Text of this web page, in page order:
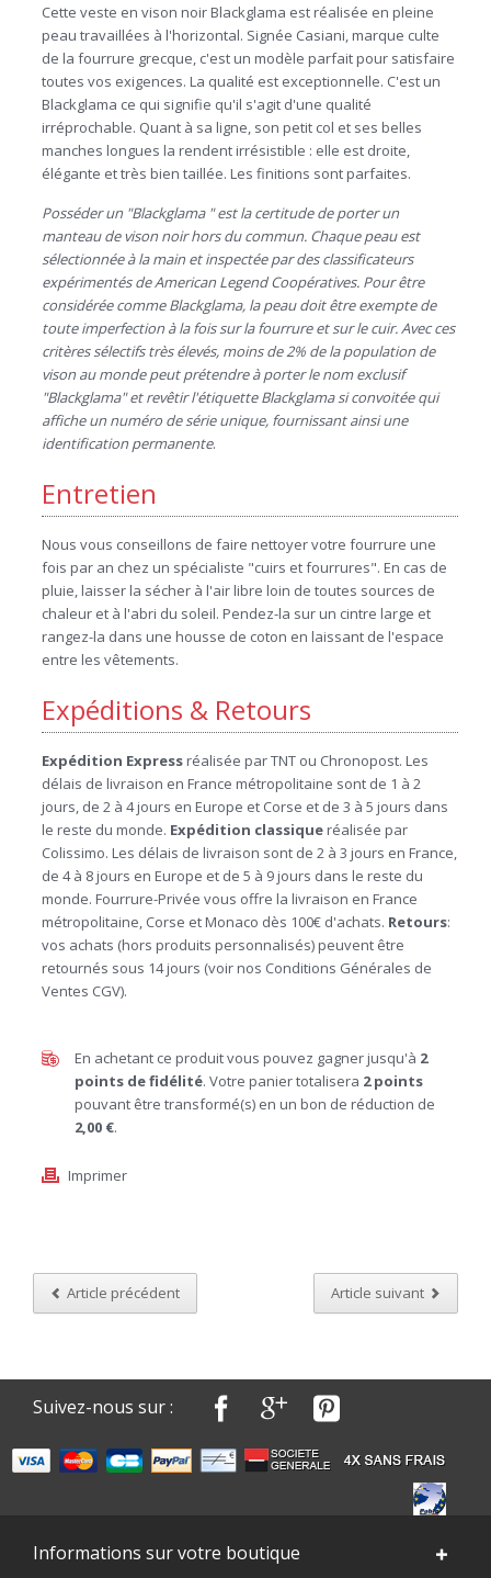
Cette veste en vison noir Blackglama est réalisée en pleine
peau travaillées à l'horizontal. Signée Casiani, marque culte
de la fourrure grecque, c'est un modèle parfait pour satisfaire
toutes vos exigences. La qualité est exceptionnelle. C'est un
Blackglama ce qui signifie qu'il s'agit d'une qualité
irréprochable. Quant à sa ligne, son petit col et ses belles
manches longues la rendent irrésistible : elle est droite,
élégante et très bien taillée. Les finitions sont parfaites.
Posséder un "Blackglama " est la certitude de porter un
manteau de vison noir hors du commun. Chaque peau est
sélectionnée à la main et inspectée par des classificateurs
expérimentés de American Legend Coopératives. Pour être
considérée comme Blackglama, la peau doit être exempte de
toute imperfection à la fois sur la fourrure et sur le cuir. Avec ces
critères sélectifs très élevés, moins de 2% de la population de
vison au monde peut prétendre à porter le nom exclusif
"Blackglama" et revêtir l'étiquette Blackglama si convoitée qui
affiche un numéro de série unique, fournissant ainsi une
identification permanente.
Entretien
Nous vous conseillons de faire nettoyer votre fourrure une
fois par an chez un spécialiste "cuirs et fourrures". En cas de
pluie, laisser la sécher à l'air libre loin de toutes sources de
chaleur et à l'abri du soleil. Pendez-la sur un cintre large et
rangez-la dans une housse de coton en laissant de l'espace
entre les vêtements.
Expéditions & Retours
Expédition Expressréalisée par TNT ou Chronopost. Les
délais de livraison en France métropolitaine sont de 1 à 2
jours, de 2 à 4 jours en Europe et Corse et de 3 à 5 jours dans
le reste du monde. Expédition classiqueréalisée par
Colissimo. Les délais de livraison sont de 2 à 3 jours en France,
de 4 à 8 jours en Europe et de 5 à 9 jours dans le reste du
monde. Fourrure-Privée vous offre la livraison en France
métropolitaine, Corse et Monaco dès 100€ d'achats. Retours:
vos achats (hors produits personnalisés) peuvent être
retournés sous 14 jours (voir nos Conditions Générales de
Ventes CGV).
En achetant ce produit vous pouvez gagner jusqu'à 2
points de fidélité. Votre panier totalisera 2points
pouvant être transformé(s) en un bon de réduction de
2,00 €.
Imprimer
Article précédent Article suivant
Suivez-nous sur :
Informations sur votre boutique